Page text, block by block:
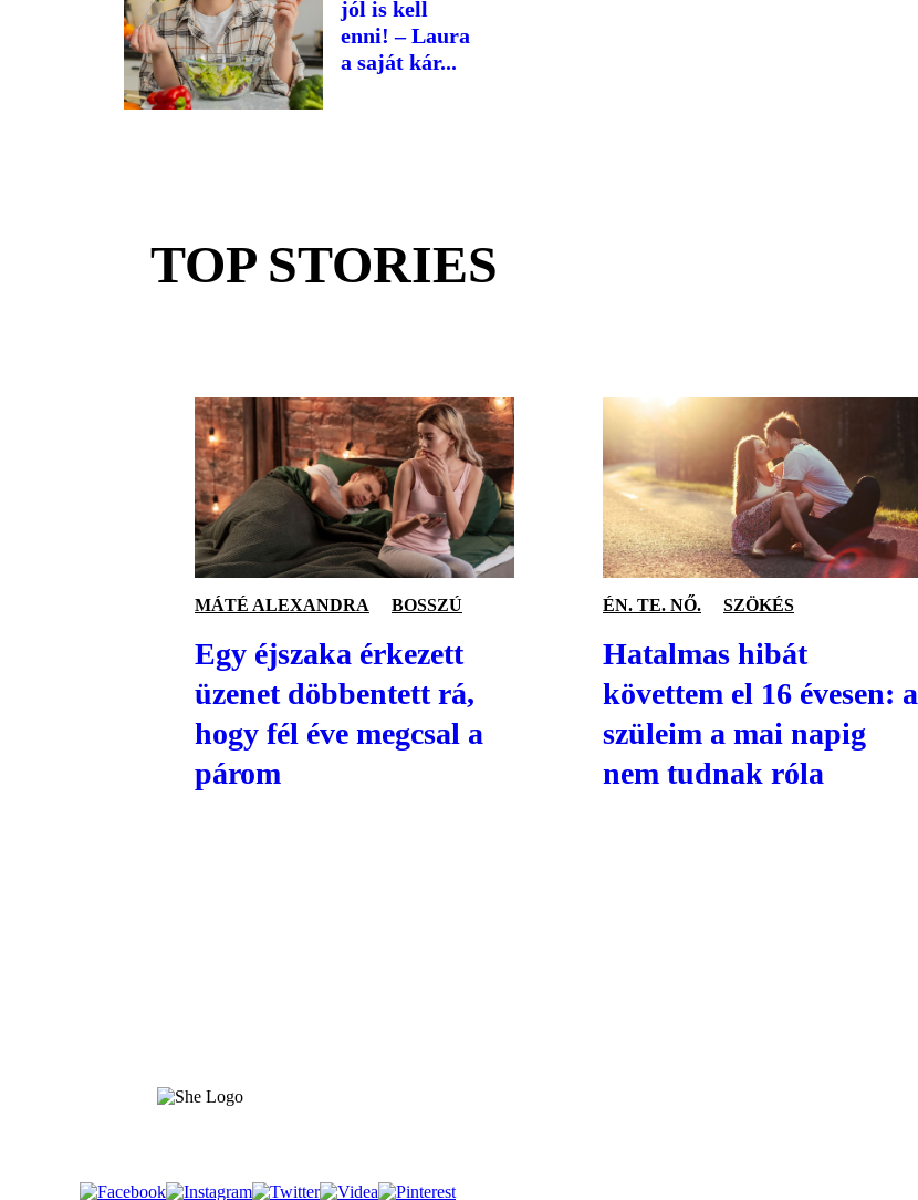
jól is kell
enni! – Laura
a saját kár...
TOP STORIES
MÁTÉ ALEXANDRA BOSSZÚ
Egy éjszaka érkezett
üzenet döbbentett rá,
hogy fél éve megcsal a
párom
ÉN. TE. NŐ. SZÖKÉS
Hatalmas hibát
követtem el 16 évesen: a
szüleim a mai napig
nem tudnak róla